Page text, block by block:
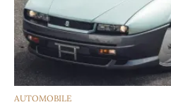
CATEGORIES
AUTOMOBILE